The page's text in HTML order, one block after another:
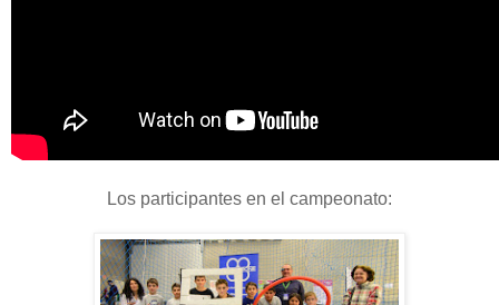
Los participantes en el campeonato: